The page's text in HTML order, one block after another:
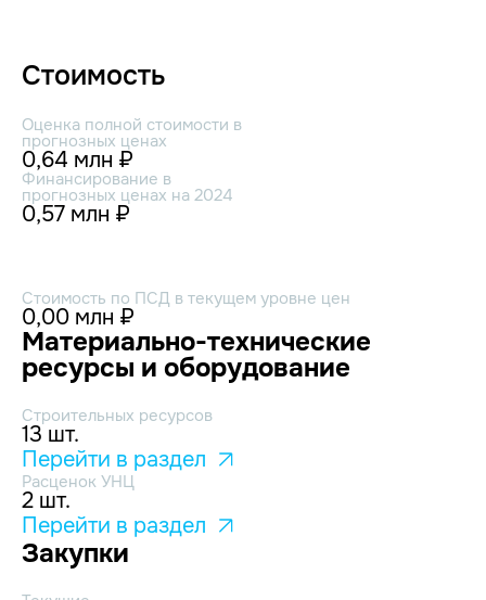
Стоимость
Оценка полной стоимости в
прогнозных ценах
0,64 млн ₽
Финансирование в
прогнозных ценах на 2024
0,57 млн ₽
Стоимость по ПСД в текущем уровне цен
0,00 млн ₽
Материально-технические
ресурсы и оборудование
Строительных ресурсов
13 шт.
Перейти в раздел
Расценок УНЦ
2 шт.
Перейти в раздел
Закупки